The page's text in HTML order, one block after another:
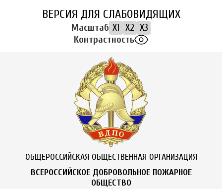
ВЕРСИЯ ДЛЯ СЛАБОВИДЯЩИХ
Масштаб X1 X2 X3
Контрастность
ОБЩЕРОССИЙСКАЯ ОБЩЕСТВЕННАЯ ОРГАНИЗАЦИЯ
ВСЕРОССИЙСКОЕ ДОБРОВОЛЬНОЕ ПОЖАРНОЕ
ОБЩЕСТВО